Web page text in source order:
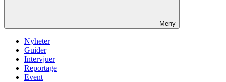
Meny
Nyheter
Guider
Intervjuer
Reportage
Event